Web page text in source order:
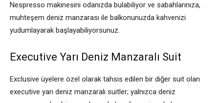
Nespresso makinesini odanızda bulabiliyor ve sabahlarınıza,
muhteşem deniz manzarası ile balkonunuzda kahvenizi
yudumlayarak başlayabiliyorsunuz.
Executive Yarı Deniz Manzaralı Suit
Exclusive üyelere özel olarak tahsis edilen bir diğer suit olan
executive yarı deniz manzaralı suitler; yalnızca deniz